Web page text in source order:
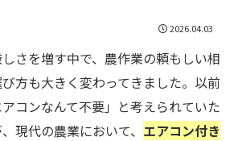
2026.04.03
さを増す中で、農作業の頼もしい相
方も大きく変わってきました。以前
コンなんて不要」と考えられていた
現代の農業において、 エアコン付き